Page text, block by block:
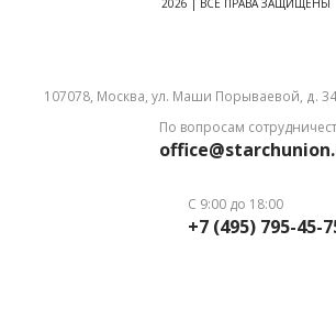
2026 | ВСЕ ПРАВА ЗАЩИЩЕНЫ
107078, Москва, ул. Маши Порываевой, д.
По вопросам
С 9:00 до 18:00
+7 (495) 795-45-